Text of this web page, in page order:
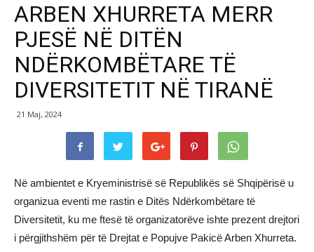
ARBEN XHURRETA MERR
PJESË NË DITËN
NDËRKOMBËTARE TË
DIVERSITETIT NË TIRANË
21 Maj, 2024
Në ambientet e Kryeministrisë së Republikës së Shqipërisë u
organizua eventi me rastin e Ditës Ndërkombëtare të
Diversitetit, ku me ftesë të organizatorëve ishte prezent drejtori
i përgjithshëm për të Drejtat e Popujve Pakicë Arben Xhurreta.